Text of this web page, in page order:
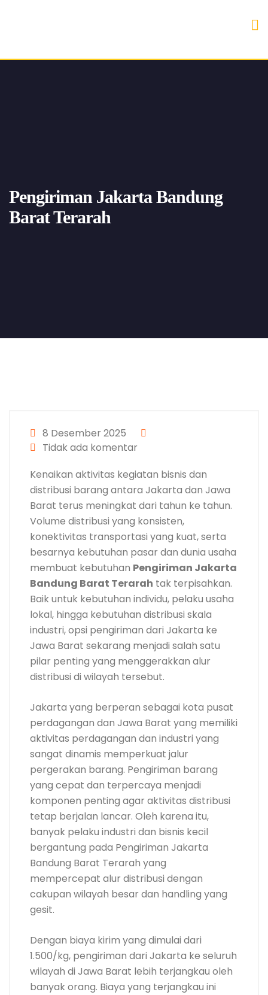
Pengiriman Jakarta Bandung
Barat Terarah
8 Desember 2025
Tidak ada komentar
Kenaikan aktivitas kegiatan bisnis dan
distribusi barang antara Jakarta dan Jawa
Barat terus meningkat dari tahun ke tahun.
Volume distribusi yang konsisten,
konektivitas transportasi yang kuat, serta
besarnya kebutuhan pasar dan dunia usaha
membuat kebutuhan Pengiriman Jakarta
Bandung Barat Terarah tak terpisahkan.
Baik untuk kebutuhan individu, pelaku usaha
lokal, hingga kebutuhan distribusi skala
industri, opsi pengiriman dari Jakarta ke
Jawa Barat sekarang menjadi salah satu
pilar penting yang menggerakkan alur
distribusi di wilayah tersebut.
Jakarta yang berperan sebagai kota pusat
perdagangan dan Jawa Barat yang memiliki
aktivitas perdagangan dan industri yang
sangat dinamis memperkuat jalur
pergerakan barang. Pengiriman barang
yang cepat dan terpercaya menjadi
komponen penting agar aktivitas distribusi
tetap berjalan lancar. Oleh karena itu,
banyak pelaku industri dan bisnis kecil
bergantung pada Pengiriman Jakarta
Bandung Barat Terarah yang
mempercepat alur distribusi dengan
cakupan wilayah besar dan handling yang
gesit.
Dengan biaya kirim yang dimulai dari
1.500/kg, pengiriman dari Jakarta ke seluruh
wilayah di Jawa Barat lebih terjangkau oleh
banyak orang. Biaya yang terjangkau ini